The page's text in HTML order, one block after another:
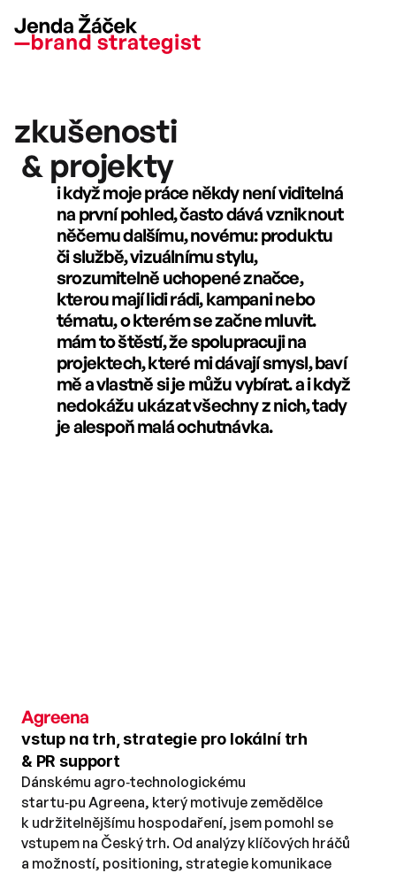
zkušenosti
& projekty
i když moje práce někdy není viditelná
na první pohled, často dává vzniknout
něčemu dalšímu, novému: produktu
či službě, vizuálnímu stylu,
srozumitelně uchopené značce,
kterou mají lidi rádi, kampani nebo
tématu, o kterém se začne mluvit.
mám to štěstí, že spolupracuji na
projektech, které mi dávají smysl, baví
mě a vlastně si je můžu vybírat. a i když
nedokážu ukázat všechny z nich, tady
je alespoň malá ochutnávka.
Agreena
vstup na trh, strategie pro lokální trh
& PR support
Dánskému agro‑technologickému
startu‑pu Agreena, který motivuje zemědělce
k udržitelnějšímu hospodaření, jsem pomohl se
vstupem na Český trh. Od analýzy klíčových hráčů
a možností, positioning, strategie komunikace